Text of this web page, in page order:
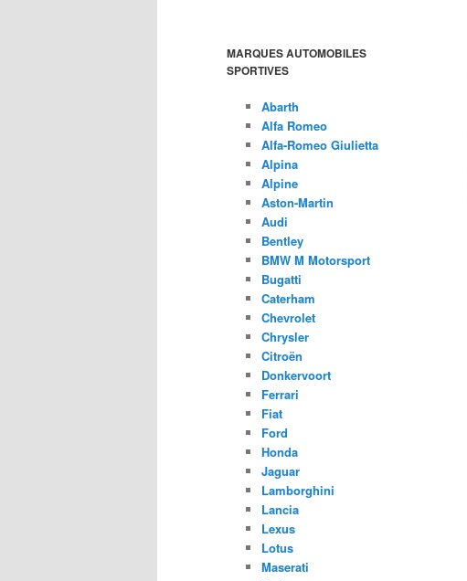
MARQUES AUTOMOBILES
SPORTIVES
Abarth
Alfa Romeo
Alfa-Romeo Giulietta
Alpina
Alpine
Aston-Martin
Audi
Bentley
BMW M Motorsport
Bugatti
Caterham
Chevrolet
Chrysler
Citroën
Donkervoort
Ferrari
Fiat
Ford
Honda
Jaguar
Lamborghini
Lancia
Lexus
Lotus
Maserati